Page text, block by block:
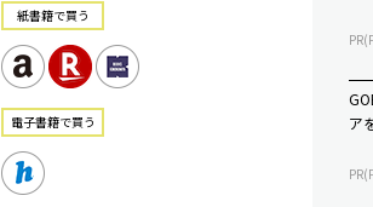
紙書籍で買う
電⼦書籍で買う
ア